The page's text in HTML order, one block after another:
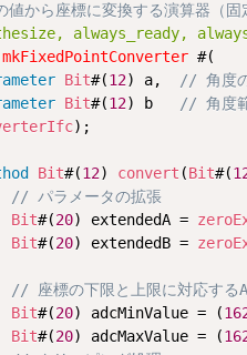
から座標に変換する演算器（固
always_ready,
mkFixedPointConverter #(
Bit#(12) a,
// 角度
Bit#(12) b
// 角度
);
Bit#(12) convert (Bit#(
// パラメータの拡張
Bit#(20) extendedA =
Bit#(20) extendedB =
// 座標の下限と上限に対応する
Bit#(20) adcMinValue = (
Bit#(20) adcMaxValue = (